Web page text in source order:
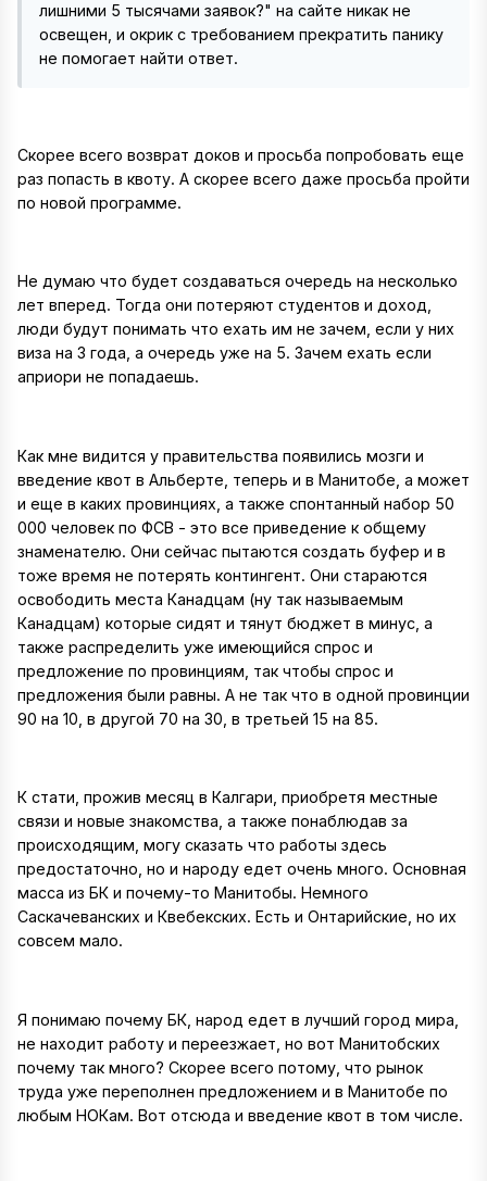
лишними 5 тысячами заявок?" на сайте никак не
освещен, и окрик с требованием прекратить панику
не помогает найти ответ.
Скорее всего возврат доков и просьба попробовать еще
раз попасть в квоту. А скорее всего даже просьба пройти
по новой программе.
Не думаю что будет создаваться очередь на несколько
лет вперед. Тогда они потеряют студентов и доход,
люди будут понимать что ехать им не зачем, если у них
виза на 3 года, а очередь уже на 5. Зачем ехать если
априори не попадаешь.
Как мне видится у правительства появились мозги и
введение квот в Альберте, теперь и в Манитобе, а может
и еще в каких провинциях, а также спонтанный набор 50
000 человек по ФСВ - это все приведение к общему
знаменателю. Они сейчас пытаются создать буфер и в
тоже время не потерять контингент. Они стараются
освободить места Канадцам (ну так называемым
Канадцам) которые сидят и тянут бюджет в минус, а
также распределить уже имеющийся спрос и
предложение по провинциям, так чтобы спрос и
предложения были равны. А не так что в одной провинции
90 на 10, в другой 70 на 30, в третьей 15 на 85.
К стати, прожив месяц в Калгари, приобретя местные
связи и новые знакомства, а также понаблюдав за
происходящим, могу сказать что работы здесь
предостаточно, но и народу едет очень много. Основная
масса из БК и почему-то Манитобы. Немного
Саскачеванских и Квебекских. Есть и Онтарийские, но их
совсем мало.
Я понимаю почему БК, народ едет в лучший город мира,
не находит работу и переезжает, но вот Манитобских
почему так много? Скорее всего потому, что рынок
труда уже переполнен предложением и в Манитобе по
любым НОКам. Вот отсюда и введение квот в том числе.